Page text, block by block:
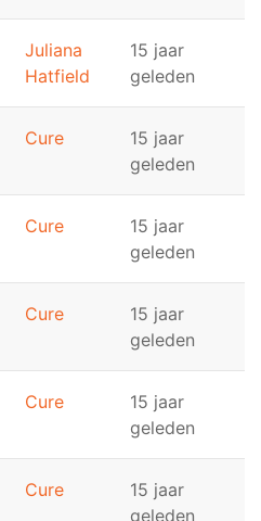
Juliana
Hatfield
15 jaar
geleden
Cure
15 jaar
geleden
Cure
15 jaar
geleden
Cure
15 jaar
geleden
Cure
15 jaar
geleden
Cure
15 jaar
geleden